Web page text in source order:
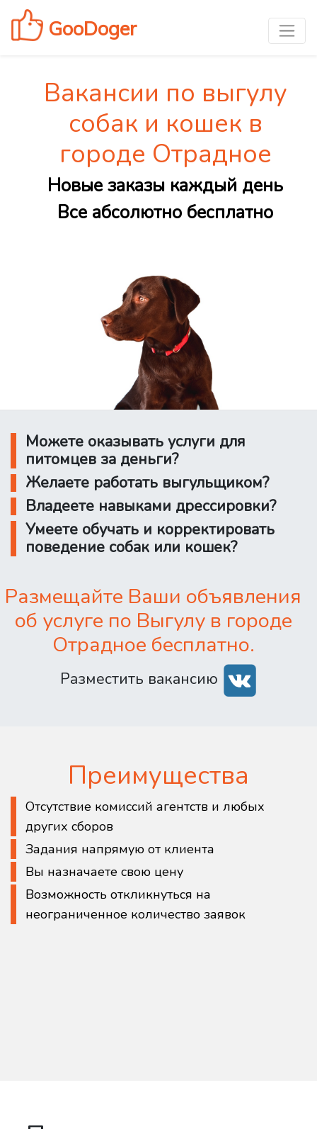
GooDoger
Вакансии по выгулу
собак и кошек в
городе Отрадное
Новые заказы каждый день
Все абсолютно бесплатно
Можете оказывать услуги для
питомцев за деньги?
Желаете работать выгульщиком?
Владеете навыками дрессировки?
Умеете обучать и корректировать
поведение собак или кошек?
Размещайте Ваши объявления
об услуге по Выгулу в городе
Отрадное бесплатно.
Разместить вакансию
Преимущества
Отсутствие комиссий агентств и любых
других сборов
Задания напрямую от клиента
Вы назначаете свою цену
Возможность откликнуться на
неограниченное количество заявок